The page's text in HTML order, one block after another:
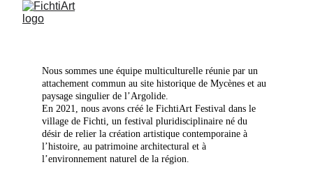
Nous sommes une équipe multiculturelle réunie par un
attachement commun au site historique de Mycènes et au
paysage singulier de l’Argolide.
En 2021, nous avons créé le FichtiArt Festival dans le
village de Fichti, un festival pluridisciplinaire né du
désir de relier la création artistique contemporaine à
l’histoire, au patrimoine architectural et à
l’environnement naturel de la région.